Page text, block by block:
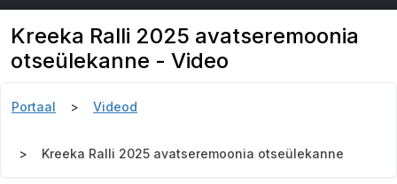
Kreeka Ralli 2025 avatseremoonia
otseülekanne - Video
Portaal Videod
Kreeka Ralli 2025 avatseremoonia otseülekanne